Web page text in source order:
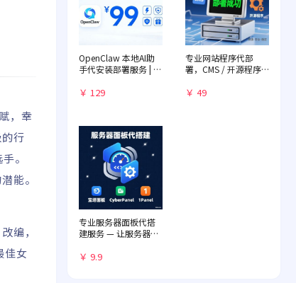
，幸
行
。
能。
编，
佳女
OpenClaw 本地AI助
手代安装部署服务 | 远
门教程
￥ 129
专业网站程序代部
署，CMS / 开源程序
￥ 49
专业服务器面板代搭
建服务 — 让服务器管
￥ 9.9